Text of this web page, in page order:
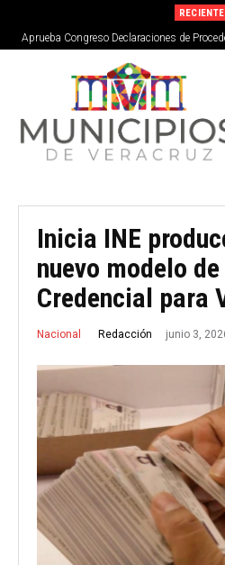
RECIENTE
Aprueba Congreso Declaraciones de
Inicia INE
nuevo modelo
Credencial para
Nacional Redacción junio 3,